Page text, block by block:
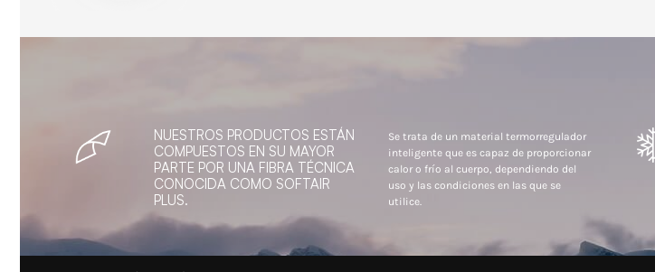
NUESTROS PRODUCTOS ESTÁN
COMPUESTOS EN SU MAYOR
PARTE POR UNA FIBRA TÉCNICA
CONOCIDA COMO SOFTAIR
PLUS.
Se trata de un material termorregulador
inteligente que es capaz de proporcionar
calor o frío al cuerpo, dependiendo del
uso y las condiciones en las que se
utilice.